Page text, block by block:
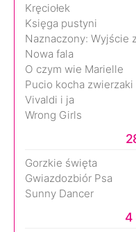
Kręciołek
Księga pustyni
Naznaczony: Wyjście
Nowa fala
O czym wie Marielle
Pucio kocha zwierzaki
Vivaldi i ja
Wrong Girls
Gorzkie święta
Gwiazdozbiór Psa
Sunny Dancer
4